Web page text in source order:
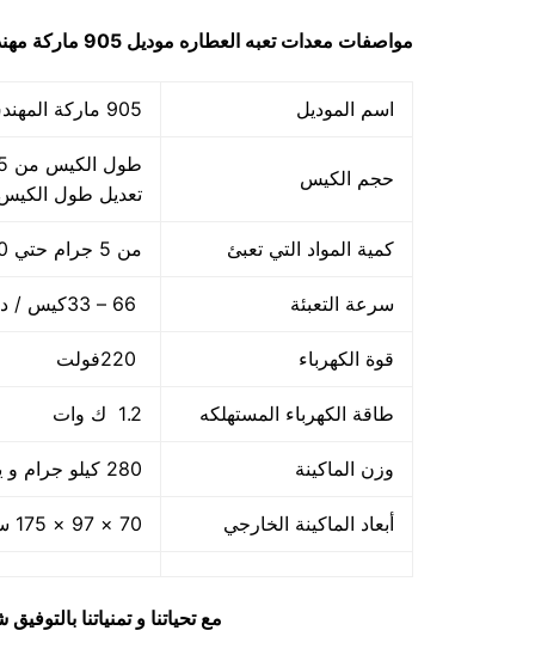
مواصفات معدات تعبه العطاره موديل 905 ماركة مهندس منسي
اسم الموديل 905 ماركة المهندس منسي
حجم الكيس
تعديل طول
كمية المواد التي تعبئ من 5 جرام حتي 250 جرام و يمكن تعديله حتي 500 جرام
سرعة التعبئة
قوة الكهرباء
طاقة الكهرباء المستهلكه 1.2 ك وات
وزن الماكينة 280 كيلو جرام و يمكن فك الماكينة و تركيبها في اي مكان
أبعاد الماكينة الخارجي 70 × 97 × 175 سم و يمكن فك الماكينة و تركيبها في اي مكان
مع تحياتنا و تمنياتنا